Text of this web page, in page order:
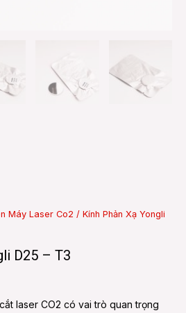
Máy Laser Co2 / Kính Phản Xạ Yongli
D25 – T3
laser CO2 có vai trò quan trọng